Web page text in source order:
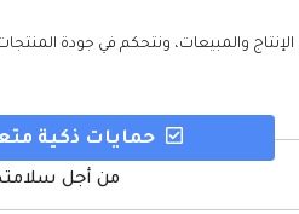
والمبيعات، ونتحكم في جودة
حمايات ذكية
من أجل